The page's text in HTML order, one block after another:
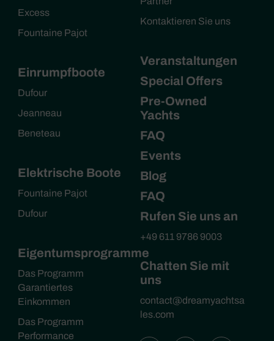
Excess
Fountaine Pajot
Einrumpfboote
Dufour
Jeanneau
Beneteau
Elektrische Boote
Fountaine Pajot
Dufour
Eigentumsprogramme
Das Programm
Garantiertes
Einkommen
Das Programm
Performance
Kontaktieren Sie uns
Veranstaltungen
Special Offers
Pre-Owned
Yachts
FAQ
Events
Blog
FAQ
Rufen Sie uns an
+49 611 9786 9003
Chatten Sie mit
uns
contact@dreamyachtsa
les.com